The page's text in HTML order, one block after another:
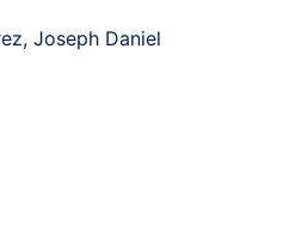
Joseph Daniel